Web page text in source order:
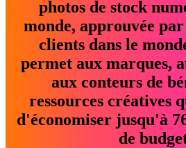
photos de stock
monde, approuvée
clients dans le
permet aux marques,
aux conteurs de
ressources créatives
d'économiser jusqu'à
de